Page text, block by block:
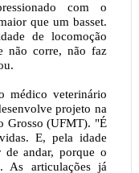
com o
que um basset.
de locomoção
não corre, não faz
médico veterinário
projeto na
Grosso (UFMT). "É
E, pela idade
de andar, porque o
As articulações já